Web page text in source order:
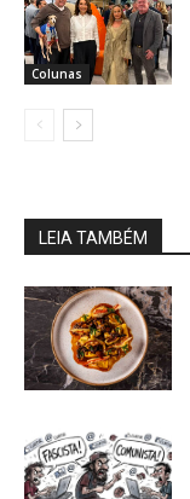
Colunas
LEIA TAMBÉM